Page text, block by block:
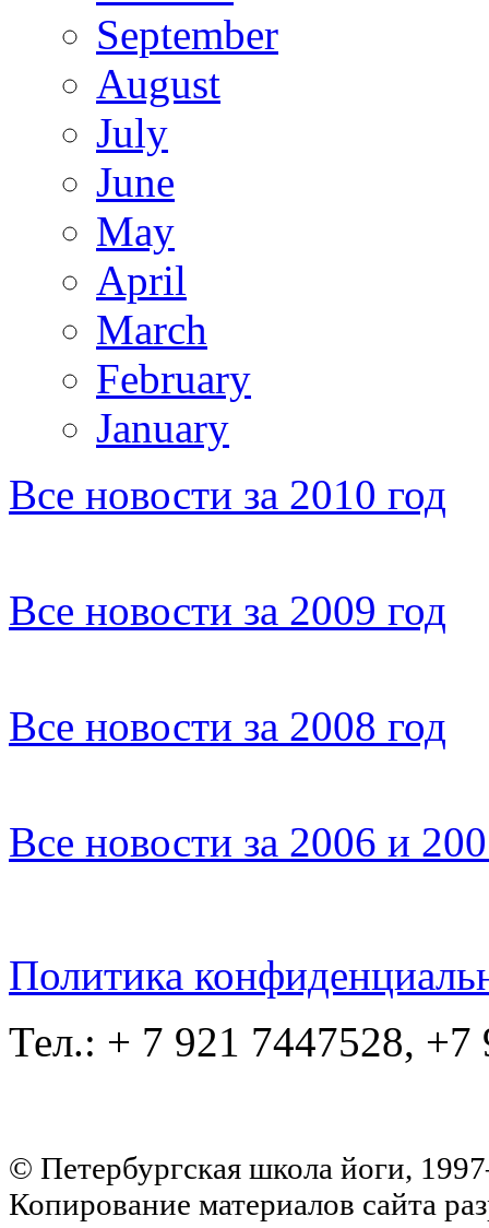
September
August
July
June
May
April
March
February
January
Все новости за 2010 год
Все новости за 2009 год
Все новости за 2008 год
Все новости за 2006 и
Политика
Тел.: + 7 921 7447528, +7
© Петербургская школа йоги,
Копирование материалов сайта